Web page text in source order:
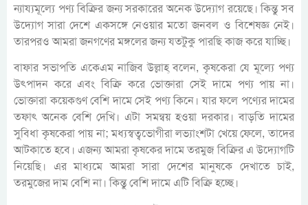
ন্যায্যমূল্যে পণ্য বিক্রির জন্য সরকারের অনেক উদ্যোগ রয়েছে। কিন্তু সব
উদ্যোগ সারা দেশে একসঙ্গে নেওয়ার মতো জনবল ও বিশেষজ্ঞ নেই।
তারপরও আমরা জনগণের মঙ্গলের জন্য যতটুকু পারছি কাজ করে যাচ্ছি।
বাফার সভাপতি একেএম নাজিব উল্লাহ্ বলেন, কৃষকেরা যে মূল্যে পণ্য
উৎপাদন করে এবং বিক্রি করে ভোক্তারা সেই দামে পণ্য পায় না।
ভোক্তারা কয়েকগুণ বেশি দামে সেই পণ্য কিনে। যার ফলে পণ্যের দামের
তফাৎ অনেক বেশি দেখি। এটা সমন্বয় হওয়া দরকার। বাড়তি দামের
সুবিধা কৃষকেরা পায় না; মধ্যস্বত্বভোগীরা লভ্যাংশটা খেয়ে ফেলে, তাদের
আটকাতে হবে। এজন্য আমরা কৃষকের দামে তরমুজ বিক্রির এ উদ্যোগটি
নিয়েছি। এর মাধ্যমে আমরা সারা দেশের মানুষকে দেখাতে চাই,
তরমুজের দাম বেশি না। কিন্তু বেশি দামে এটি বিক্রি হচ্ছে।